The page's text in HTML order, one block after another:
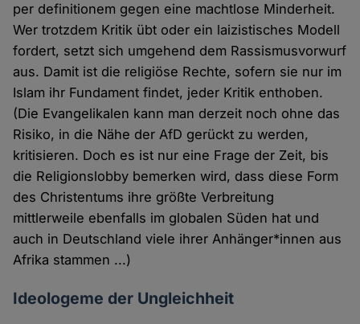
per definitionem gegen eine machtlose Minderheit.
Wer trotzdem Kritik übt oder ein laizistisches Modell
fordert, setzt sich umgehend dem Rassismusvorwurf
aus. Damit ist die religiöse Rechte, sofern sie nur im
Islam ihr Fundament findet, jeder Kritik enthoben.
(Die Evangelikalen kann man derzeit noch ohne das
Risiko, in die Nähe der AfD gerückt zu werden,
kritisieren. Doch es ist nur eine Frage der Zeit, bis
die Religionslobby bemerken wird, dass diese Form
des Christentums ihre größte Verbreitung
mittlerweile ebenfalls im globalen Süden hat und
auch in Deutschland viele ihrer Anhänger*innen aus
Afrika stammen ...)
Ideologeme der Ungleichheit